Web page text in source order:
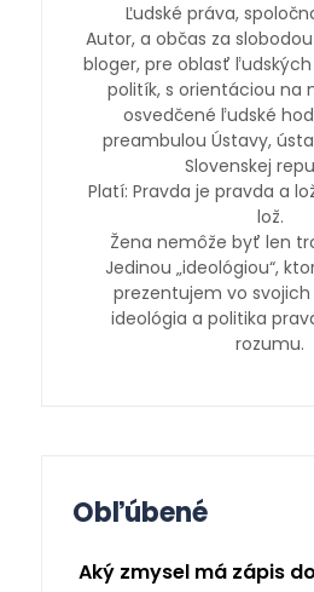
Ľudské práva,
Autor, a občas za
bloger, pre oblasť
politík, s orientáciou na
osvedčené ľudské
preambulou Ústavy,
Slovenskej
Platí: Pravda je pravda a
lož.
Žena nemôže byť len
Jedinou „ideológiou“,
prezentujem vo svojich
ideológia a politika
rozumu.
Obľúbené
Aký zmysel má zápis